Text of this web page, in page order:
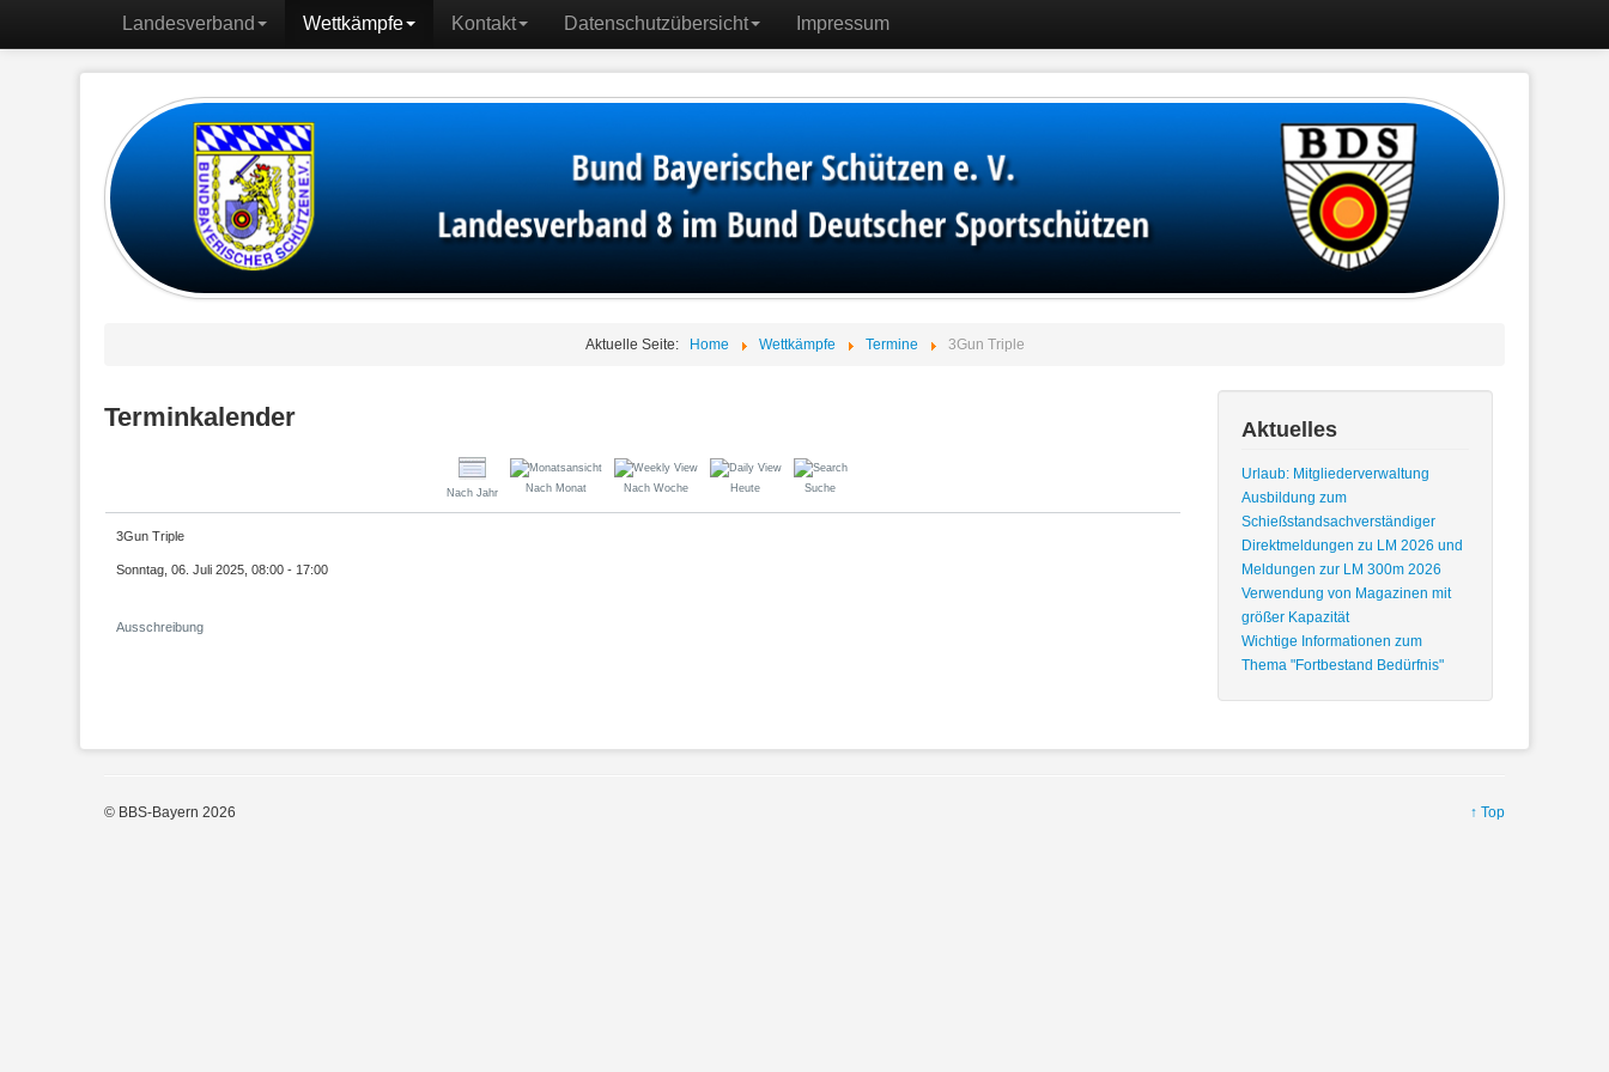
Landesverband Wettkämpfe Kontakt Datenschutzübersicht Impressum
Aktuelle Seite: Home Wettkämpfe Termine 3Gun Triple
Terminkalender
Nach Jahr Nach Monat Nach Woche Heute Suche
3Gun Triple
Sonntag, 06. Juli 2025, 08:00 - 17:00
Ausschreibung
Aktuelles
Urlaub: Mitgliederverwaltung
Ausbildung zum
Schießstandsachverständiger
Direktmeldungen zu LM 2026 und
Meldungen zur LM 300m 2026
Verwendung von Magazinen mit
größer Kapazität
Wichtige Informationen zum
Thema "Fortbestand Bedürfnis"
↑ Top
© BBS-Bayern 2026